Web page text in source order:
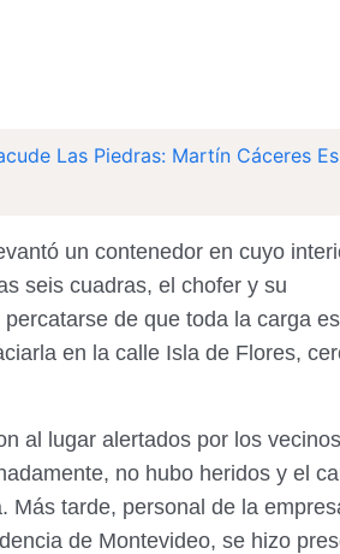
Las Piedras: Martín Cáceres
un contenedor en cuyo
seis cuadras, el chofer y su
de que toda la carga
en la calle Isla de Flores,
al lugar alertados por los
no hubo heridos y el
tarde, personal de la
de Montevideo, se hizo